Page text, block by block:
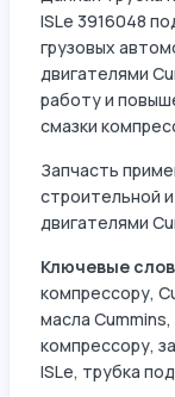
ISLe 3916048
грузовых
двигателями
работу и
смазки
Запчасть
строительной
двигателями
Ключевые
компрессору,
масла
компрессору,
ISLe, трубка